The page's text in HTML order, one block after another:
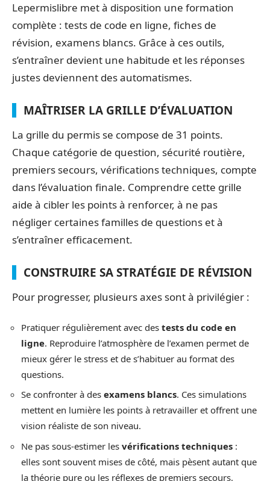
Lepermislibre met à disposition une formation
complète : tests de code en ligne, fiches de
révision, examens blancs. Grâce à ces outils,
s’entraîner devient une habitude et les réponses
justes deviennent des automatismes.
MAÎTRISER LA GRILLE D’ÉVALUATION
La grille du permis se compose de 31 points.
Chaque catégorie de question, sécurité routière,
premiers secours, vérifications techniques, compte
dans l’évaluation finale. Comprendre cette grille
aide à cibler les points à renforcer, à ne pas
négliger certaines familles de questions et à
s’entraîner efficacement.
CONSTRUIRE SA STRATÉGIE DE RÉVISION
Pour progresser, plusieurs axes sont à privilégier :
Pratiquer régulièrement avec des tests du code en
ligne. Reproduire l’atmosphère de l’examen permet de
mieux gérer le stress et de s’habituer au format des
questions.
Se confronter à des examens blancs. Ces simulations
mettent en lumière les points à retravailler et offrent une
vision réaliste de son niveau.
Ne pas sous-estimer les vérifications techniques :
elles sont souvent mises de côté, mais pèsent autant que
la théorie pure ou les réflexes de premiers secours.